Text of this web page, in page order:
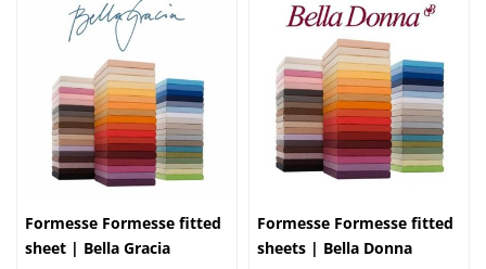
Formesse Formesse fitted
sheet | Bella Gracia
Formesse Formesse fitted
sheets | Bella Donna